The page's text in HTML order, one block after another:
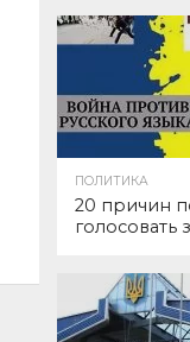
ПОЛИТИКА
20 причин
голосовать